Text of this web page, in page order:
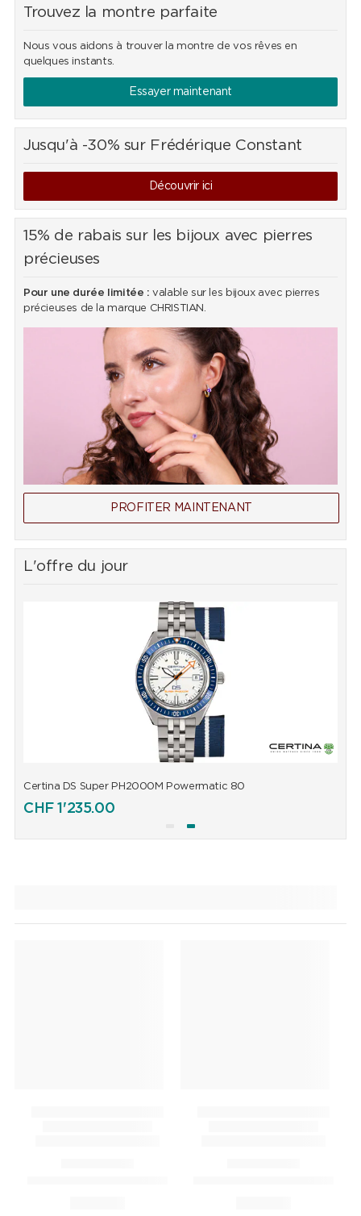
Trouvez la montre parfaite
Nous vous aidons à trouver la montre de vos rêves en
quelques instants.
Essayer maintenant
Jusqu'à -30% sur Frédérique Constant
Découvrir ici
15% de rabais sur les bijoux avec pierres
précieuses
Pour une durée limitée : valable sur les bijoux avec pierres
précieuses de la marque CHRISTIAN.
PROFITER MAINTENANT
L'offre du jour
Certina DS Super PH2000M Powermatic 80
CHF1'235.00